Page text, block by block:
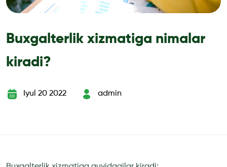
Buxgalterlik xizmatiga nimalar
kiradi?
Iyul 20 2022 admin